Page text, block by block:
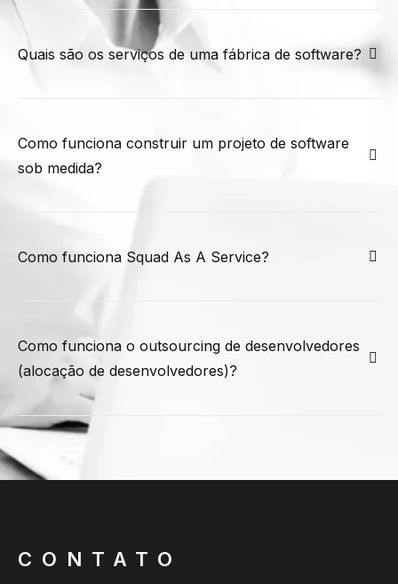
Quais são os serviços de uma fábrica de software?
Como funciona construir um projeto de software
sob medida?
Como funciona Squad As A Service?
Como funciona o outsourcing de desenvolvedores
(alocação de desenvolvedores)?
CONTATO